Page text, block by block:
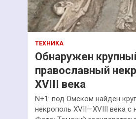
ТЕХНИКА
Обнаружен
православный
XVIII века
N+1: под Омском найден
некрополь XVII—XVIII века с